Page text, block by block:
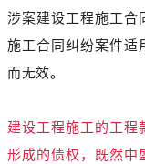
涉案建设工程施工合
施工合同纠纷案件适
而无效。
建设工程施工的工程
形成的债权，既然中